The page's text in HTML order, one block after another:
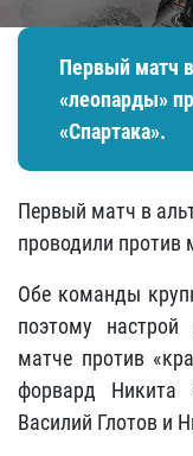
Первый матч
«леопарды»
«Спартака».
Первый матч в
проводили против
Обе команды
поэтому
матче против
форвард Никита
Василий Глотов и